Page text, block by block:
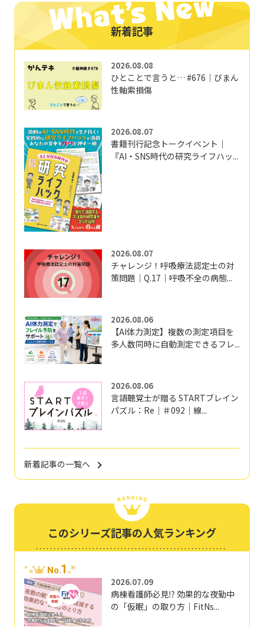
新着記事
2026.08.08
ひとことで言うと… #676｜びまん
性軸索損傷
2026.08.07
書籍刊行記念トークイベント｜
『AI・SNS時代の研究ライフハッ...
2026.08.07
チャレンジ！呼吸療法認定士の対
策問題｜Q.17｜呼吸不全の病態...
2026.08.06
【AI体力測定】複数の測定項目を
多人数同時に自動測定できるフレ...
2026.08.06
言語聴覚士が贈る STARTブレイン
パズル：Re｜＃092｜線...
新着記事の一覧へ
このシリーズ記事の人気ランキング
No.1
2026.07.09
病棟看護師必見⁉ 効果的な夜勤中
の「仮眠」の取り方｜FitNs...